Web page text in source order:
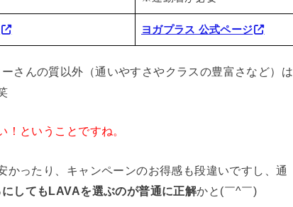
ヨガプラス 公式ページ
さんの質以外（通いやすさやクラスの豊富さなど）は
ということですね。
かったり、キャンペーンのお得感も段違いですし、通
してもLAVAを選ぶのが普通に正解かと(￣^￣)ゞ